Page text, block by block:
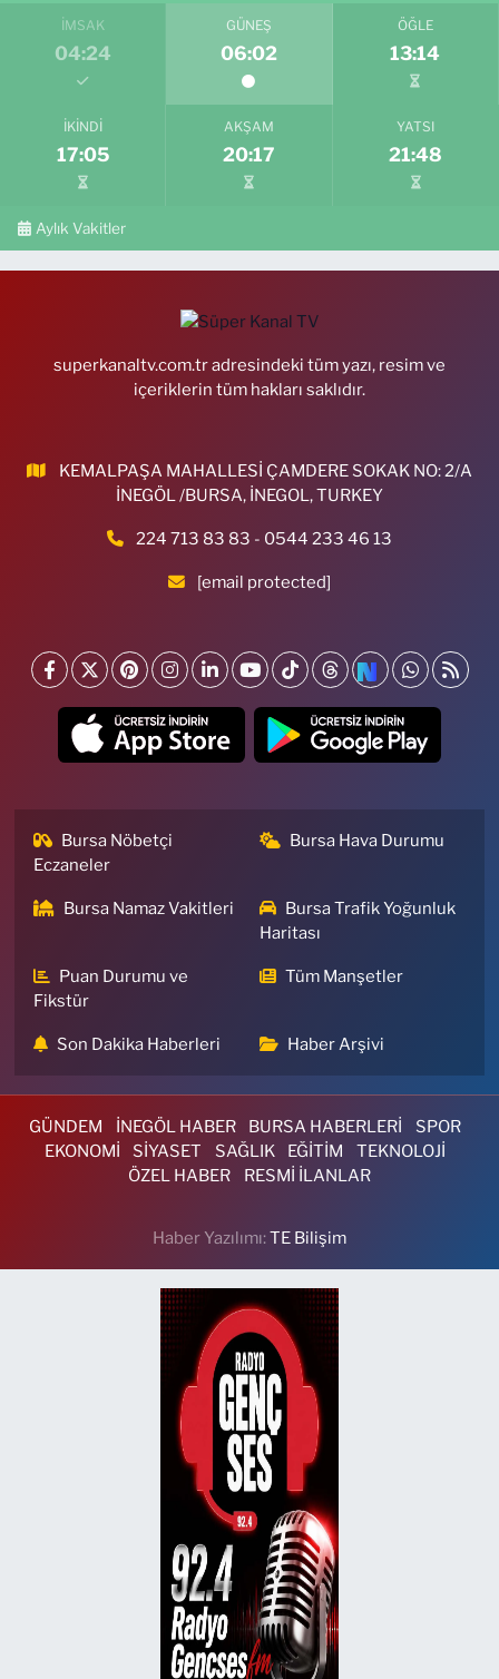
İMSAK
04:24
GÜNEŞ
06:02
ÖĞLE
13:14
İKINDI
17:05
AKŞAM
20:17
YATSI
21:48
Aylık Vakitler
superkanaltv.com.tr adresindeki tüm yazı, resim ve
içeriklerin tüm hakları saklıdır.
KEMALPAŞA MAHALLESİ ÇAMDERE SOKAK NO: 2/A
İNEGÖL /BURSA, İNEGOL, TURKEY
224 713 83 83 - 0544 233 46 13
[email protected]
Bursa Nöbetçi
Eczaneler
Bursa Hava Durumu
Bursa Namaz Vakitleri
Bursa Trafik Yoğunluk
Haritası
Puan Durumu ve
Fikstür
Tüm Manşetler
Son Dakika Haberleri Haber Arşivi
GÜNDEM İNEGÖL HABER BURSA HABERLERİ
SPOR
EKONOMİ
SİYASET SAĞLIK EĞİTİM
TEKNOLOJİ
ÖZEL HABER
RESMİ İLANLAR
Haber Yazılımı:TE Bilişim